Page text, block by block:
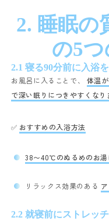
2. 睡眠の
の5
2.1 寝る90分前に入浴
お風呂に入ることで、 体温
で深い眠りにつきやすくなり
✅ おすすめの入浴方法
38〜40℃のぬるめのお湯
リラックス効果のある
2.2 就寝前にストレッ